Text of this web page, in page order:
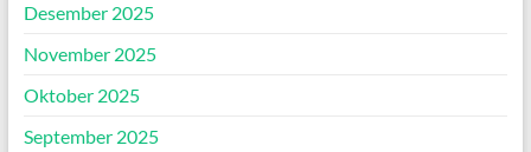
Desember 2025
November 2025
Oktober 2025
September 2025